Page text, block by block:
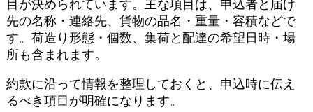
目が決められています。主な項目は、申込者と届け
先の名称・連絡先、貨物の品名・重量・容積などで
す。荷造り形態・個数、集荷と配達の希望日時・場
所も含まれます。
約款に沿って情報を整理しておくと、申込時に伝え
るべき項目が明確になります。